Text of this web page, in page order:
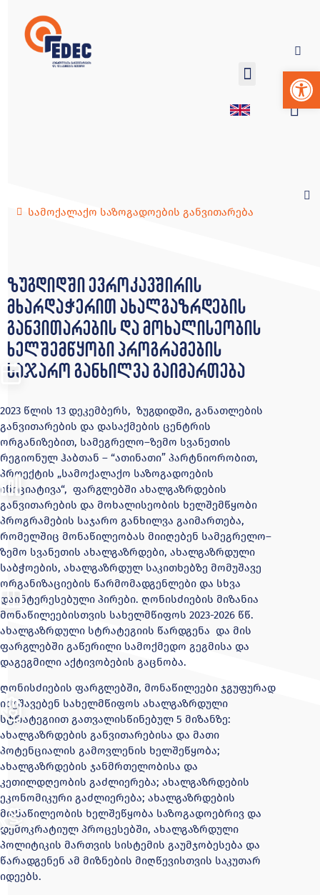
სამოქალაქო საზოგადოების განვითარება
ზუგდიდში ევროკავშირის
მხარდაჭერით ახალგაზრდების
განვითარების და მოხალისეობის
ხელშემწყობი პროგრამების
საჯარო განხილვა გაიმართება
2023 წლის 13 დეკემბერს, ზუგდიდში, განათლების
განვითარების და დასაქმების ცენტრის
ორგანიზებით, სამეგრელო–ზემო სვანეთის
რეგიონულ ჰაბთან – “ათინათი” პარტნიორობით,
პროექტის „სამოქალაქო საზოგადოების
ინიციატივა“, ფარგლებში ახალგაზრდების
განვითარების და მოხალისეობის ხელშემწყობი
პროგრამების საჯარო განხილვა გაიმართება,
რომელშიც მონაწილეობას მიიღებენ სამეგრელო–
ზემო სვანეთის ახალგაზრდები, ახალგაზრდული
საბჭოების, ახალგაზრდულ საკითხებზე მომუშავე
ორგანიზაციების წარმომადგენლები და სხვა
დაინტერესებული პირები. ღონისძიების მიზანია
მონაწილეებისთვის სახელმწიფოს 2023-2026 წწ.
ახალგაზრდული სტრატეგიის წარდგენა და მის
ფარგლებში გაწერილი სამოქმედო გეგმისა და
დაგეგმილი აქტივობების გაცნობა.
ღონისძიების ფარგლებში, მონაწილეები ჯგუფურად
იმუშავებენ სახელმწიფოს ახალგაზრდული
სტრატეგიით გათვალისწინებულ 5 მიზანზე:
ახალგაზრდების განვითარებისა და მათი
პოტენციალის გამოვლენის ხელშეწყობა;
ახალგაზრდების ჯანმრთელობისა და
კეთილდღეობის გაძლიერება; ახალგაზრდების
ეკონომიკური გაძლიერება; ახალგაზრდების
მონაწილეობის ხელშეწყობა საზოგადოებრივ და
დემოკრატიულ პროცესებში, ახალგაზრდული
პოლიტიკის მართვის სისტემის გაუმჯობესება და
წარადგენენ ამ მიზნების მიღწევისთვის საკუთარ
იდეებს.